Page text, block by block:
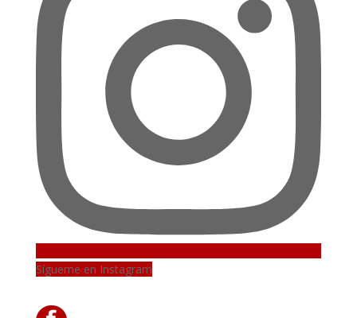
Sígueme en Instagram